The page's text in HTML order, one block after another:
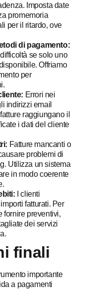
Imposta date
promemoria
per il ritardo, ove
di pagamento:
se solo uno
Offriamo
per
Errori nei
indirizzi email
raggiungano il
i dati del cliente
Fatture mancanti o
problemi di
Utilizza un sistema
in modo coerente
I clienti
fatturati. Per
fornire preventivi,
dei servizi
finali
importante
a pagamenti